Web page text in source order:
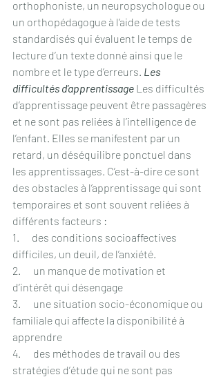
orthophoniste, un neuropsychologue ou
un orthopédagogue à l’aide de tests
standardisés qui évaluent le temps de
lecture d’un texte donné ainsi que le
nombre et le type d’erreurs. Les
difficultés d’apprentissage Les difficultés
d’apprentissage peuvent être passagères
et ne sont pas reliées à l’intelligence de
l’enfant. Elles se manifestent par un
retard, un déséquilibre ponctuel dans
les apprentissages. C’est-à-dire ce sont
des obstacles à l’apprentissage qui sont
temporaires et sont souvent reliées à
différents facteurs :
1.      des conditions socioaffectives
difficiles, un deuil, de l’anxiété.
2.      un manque de motivation et
d’intérêt qui désengage
3.      une situation socio-économique ou
familiale qui affecte la disponibilité à
apprendre
4.      des méthodes de travail ou des
stratégies d’étude qui ne sont pas